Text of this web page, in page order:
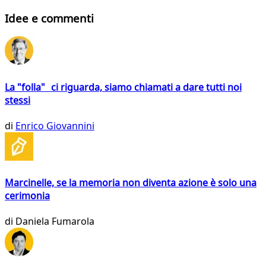
Idee e commenti
La "folla" ci riguarda, siamo chiamati a dare tutti noi
stessi
di Enrico Giovannini
Marcinelle, se la memoria non diventa azione è solo una
cerimonia
di Daniela Fumarola